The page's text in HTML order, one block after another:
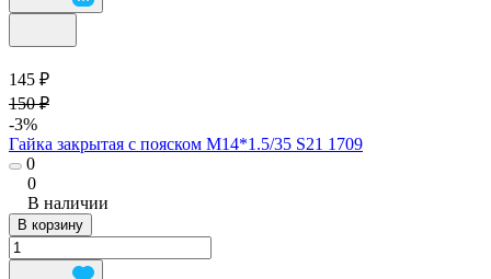
145 ₽
150 ₽
-3%
Гайка закрытая с пояском М14*1.5/35 S21 1709
0
0
В наличии
В корзину